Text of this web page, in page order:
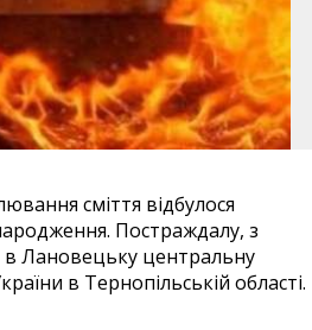
сміття відбулося
Постраждалу, з
в Лановецьку центральну
в Тернопільській області.